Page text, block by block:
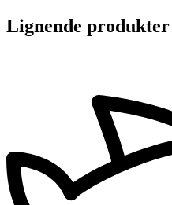
Lignende produkter